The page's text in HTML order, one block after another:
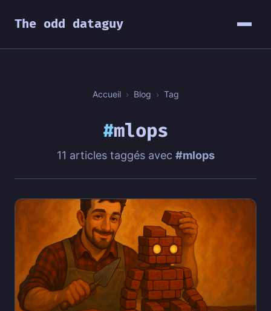
The odd dataguy
Accueil › Blog › Tag
#mlops
11 articles taggés avec #mlops